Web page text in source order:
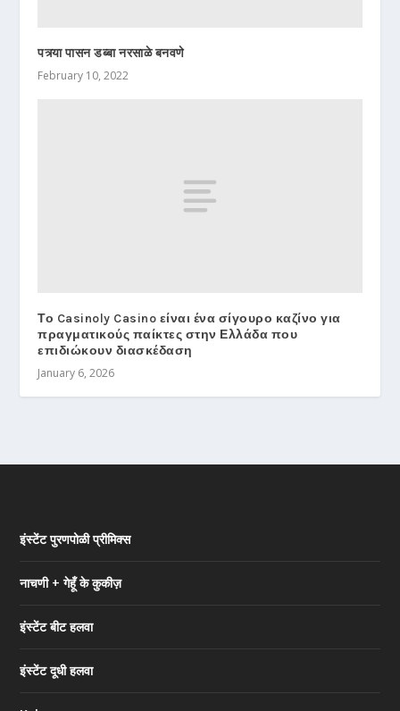
पत्र्या पासन डब्बा नरसाळे बनवणे
February 10, 2022
Το Casinoly Casino είναι ένα σίγουρο καζίνο για
πραγματικούς παίκτες στην Ελλάδα που
επιδιώκουν διασκέδαση
January 6, 2026
इंस्टेंट पुरणपोळी प्रीमिक्स
नाचणी + गेहूँ के कुकीज़
इंस्टेंट बीट हलवा
इंस्टेंट दूधी हलवा